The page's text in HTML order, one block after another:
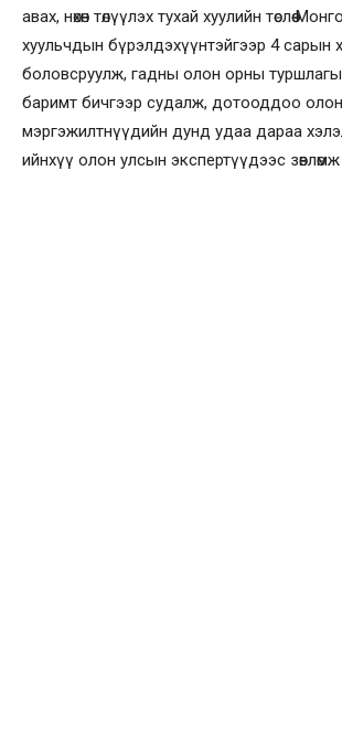
авах, нөхөн төлүүлэх тухай хуулийн төслөө
хуульчдын бүрэлдэхүүнтэйгээр 4 сарын
боловсруулж, гадны олон орны
баримт бичгээр судалж, дотооддоо олон
мэргэжилтнүүдийн дунд удаа дараа
ийнхүү олон улсын экспертүүдээс